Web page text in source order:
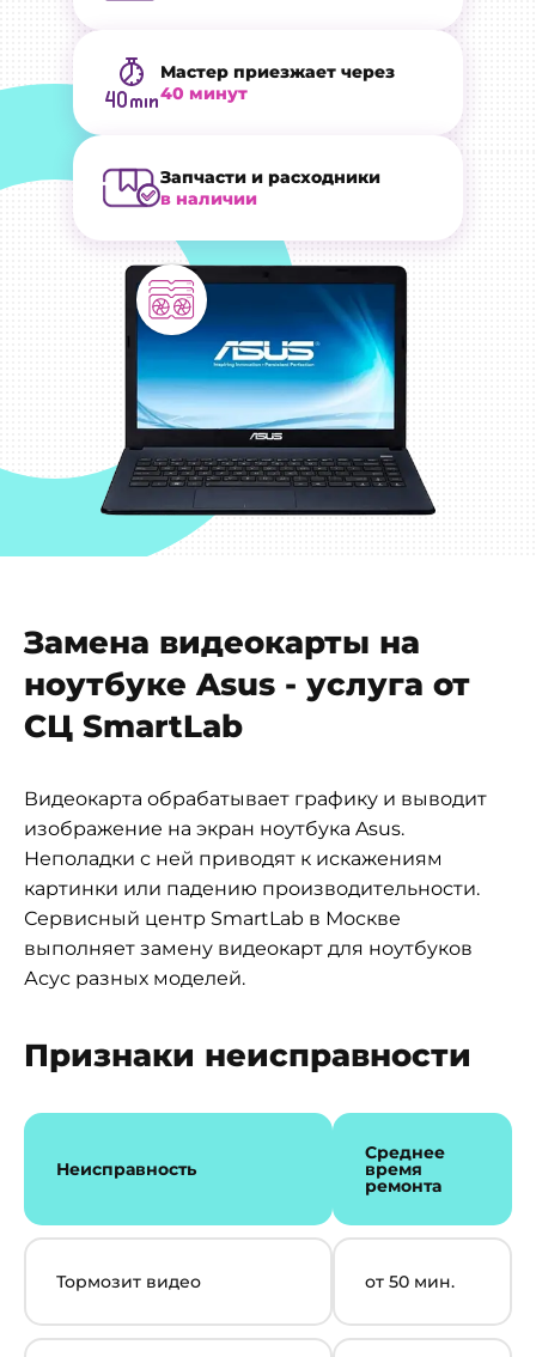
Мастер приезжает через
40 минут
Запчасти и расходники
в наличии
Замена видеокарты на
ноутбуке Asus - услуга от
СЦ SmartLab
Видеокарта обрабатывает графику и выводит
изображение на экран ноутбука Asus.
Неполадки с ней приводят к искажениям
картинки или падению производительности.
Сервисный центр SmartLab в Москве
выполняет замену видеокарт для ноутбуков
Асус разных моделей.
Признаки неисправности
Неисправность
Среднее
время
ремонта
Тормозит видео от 50 мин.